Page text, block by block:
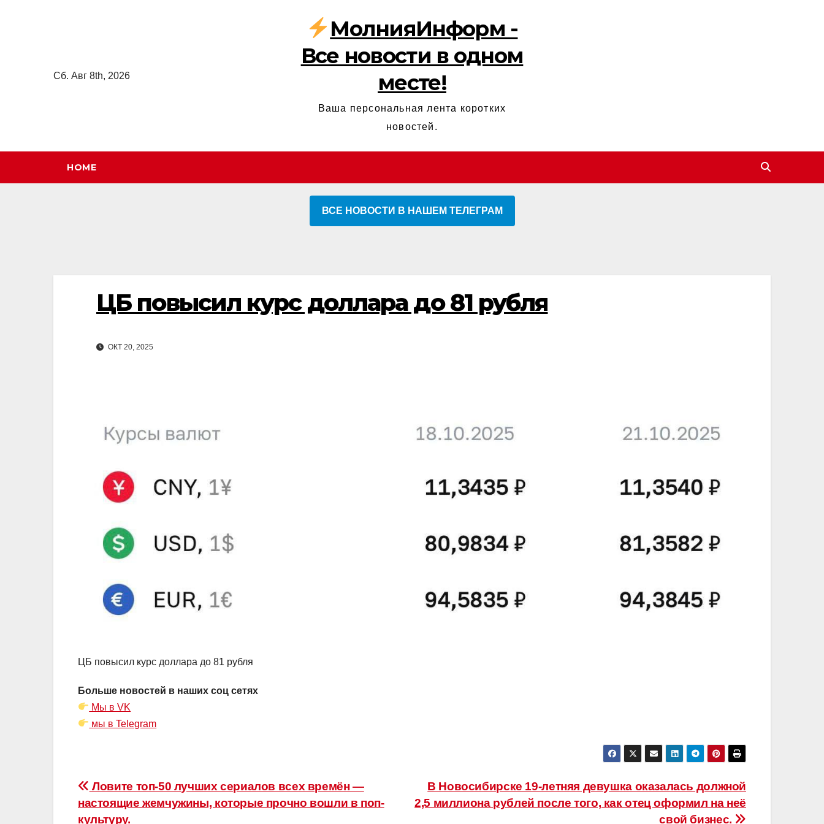
Сб. Авг 8th, 2026
МолнияИнформ -
Все новости в одном
месте!
Ваша персональная лента коротких
новостей.
HOME
ВСЕ НОВОСТИ В НАШЕМ ТЕЛЕГРАМ
ЦБ повысил курс доллара до 81 рубля
ОКТ 20, 2025
ЦБ повысил курс доллара до 81 рубля
Больше новостей в наших соц сетях
Мы в VK
мы в Telegram
Навигация
по
В Новосибирске 19-летняя девушка оказалась должной
2,5 миллиона рублей после того, как отец оформил на неё
свой бизнес.
Ловите топ-50 лучших сериалов всех времён —
настоящие жемчужины, которые прочно вошли в поп-
культуру.